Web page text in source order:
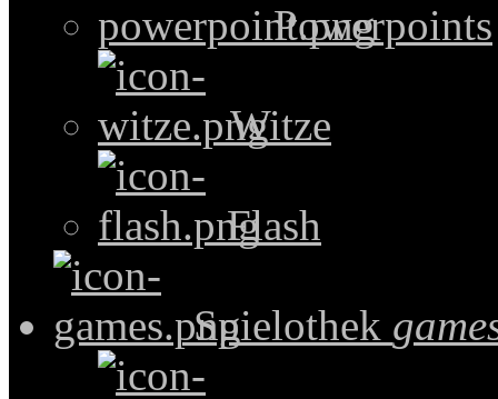
Powerpoints
Witze
Flash
Spielothek